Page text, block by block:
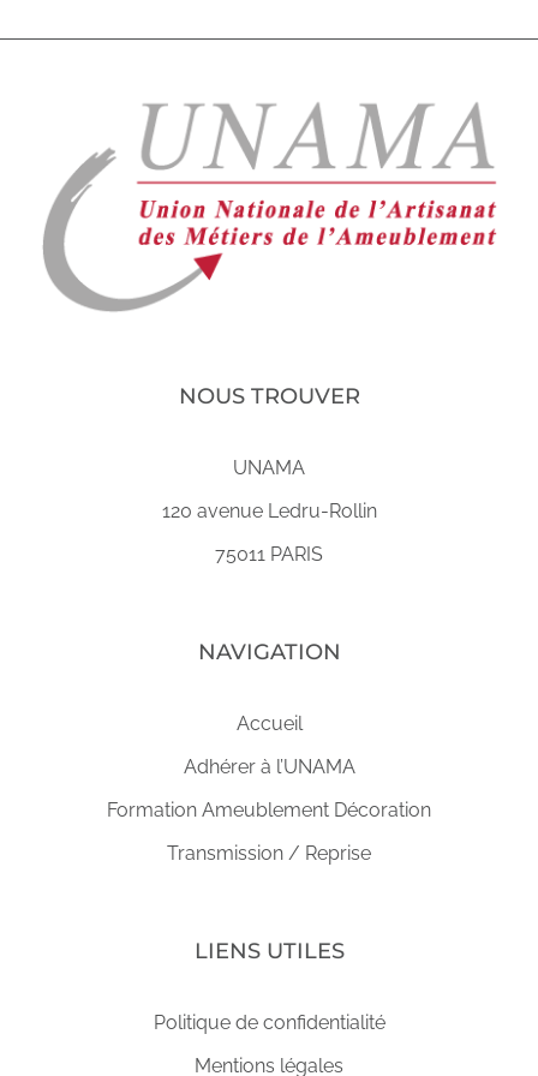
NOUS TROUVER
UNAMA
120 avenue Ledru-Rollin
75011 PARIS
NAVIGATION
Accueil
Adhérer à l’UNAMA
Formation Ameublement Décoration
Transmission / Reprise
LIENS UTILES
Politique de confidentialité
Mentions légales